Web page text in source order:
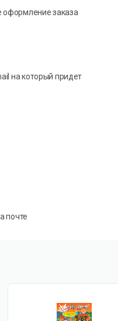
оформление заказа
на который придет
почте